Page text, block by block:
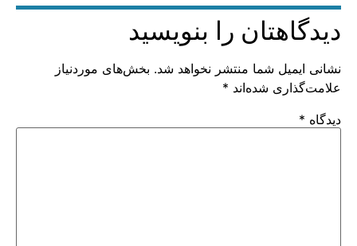
دیدگاهتان را بنویسید
نشانی ایمیل شما منتشر نخواهد شد. بخش‌های موردنیاز
علامت‌گذاری شده‌اند *
دیدگاه *